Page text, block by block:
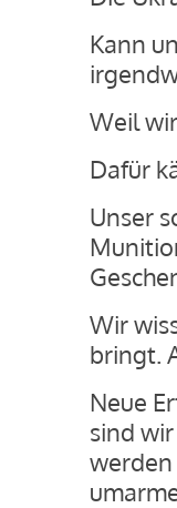
Kann
Weil
Dafür
Unser
Wir
bringt.
Neue
sind